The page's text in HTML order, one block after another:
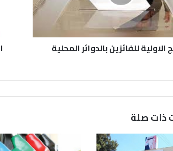
الاولية للفائزين بالدوائر المحلية
ذات صلة